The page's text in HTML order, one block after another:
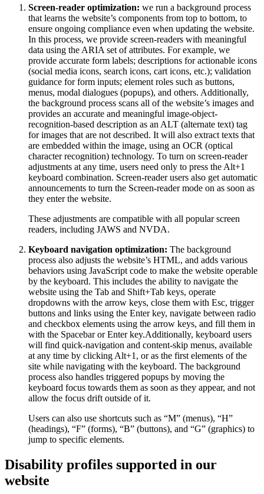
Screen-reader optimization: we run a background process
that learns the website’s components from top to bottom, to
ensure ongoing compliance even when updating the website.
In this process, we provide screen-readers with meaningful
data using the ARIA set of attributes. For example, we
provide accurate form labels; descriptions for actionable icons
(social media icons, search icons, cart icons, etc.); validation
guidance for form inputs; element roles such as buttons,
menus, modal dialogues (popups), and others. Additionally,
the background process scans all of the website’s images and
provides an accurate and meaningful image-object-
recognition-based description as an ALT (alternate text) tag
for images that are not described. It will also extract texts that
are embedded within the image, using an OCR (optical
character recognition) technology. To turn on screen-reader
adjustments at any time, users need only to press the Alt+1
keyboard combination. Screen-reader users also get automatic
announcements to turn the Screen-reader mode on as soon as
they enter the website.
These adjustments are compatible with all popular screen
readers, including JAWS and NVDA.
Keyboard navigation optimization: The background
process also adjusts the website’s HTML, and adds various
behaviors using JavaScript code to make the website operable
by the keyboard. This includes the ability to navigate the
website using the Tab and Shift+Tab keys, operate
dropdowns with the arrow keys, close them with Esc, trigger
buttons and links using the Enter key, navigate between radio
and checkbox elements using the arrow keys, and fill them in
with the Spacebar or Enter key.Additionally, keyboard users
will find quick-navigation and content-skip menus, available
at any time by clicking Alt+1, or as the first elements of the
site while navigating with the keyboard. The background
process also handles triggered popups by moving the
keyboard focus towards them as soon as they appear, and not
allow the focus drift outside of it.
Users can also use shortcuts such as “M” (menus), “H”
(headings), “F” (forms), “B” (buttons), and “G” (graphics) to
jump to specific elements.
Disability profiles supported in our
website